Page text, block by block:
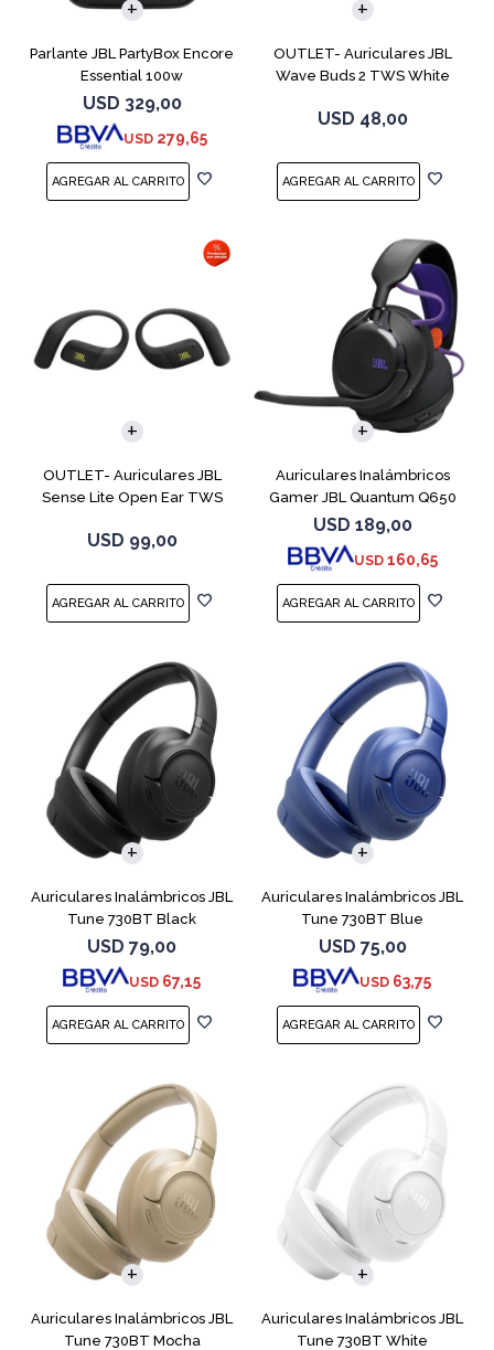
Parlante JBL PartyBox Encore
Essential 100w
USD 329,00
USD 279,65
OUTLET- Auriculares JBL
Wave Buds 2 TWS White
USD 48,00
OUTLET- Auriculares JBL
Sense Lite Open Ear TWS
USD 99,00
Auriculares Inalámbricos
Gamer JBL Quantum Q650
Negro
USD 189,00
USD 160,65
Auriculares Inalámbricos JBL
Tune 730BT Black
USD 79,00
USD 67,15
Auriculares Inalámbricos JBL
Tune 730BT Blue
USD 75,00
USD 63,75
Auriculares Inalámbricos JBL
Tune 730BT Mocha
Auriculares Inalámbricos JBL
Tune 730BT White